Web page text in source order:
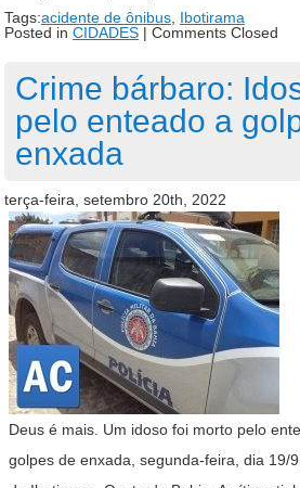
Tags:acidente de ônibus Ibotirama
Posted in CIDADES | Comments Closed
Crime bárbaro:
pelo enteado a
enxada
terça-feira, setembro 20th, 2022
Deus é mais. Um idoso foi morto pelo
golpes de enxada, segunda-feira, dia 19/